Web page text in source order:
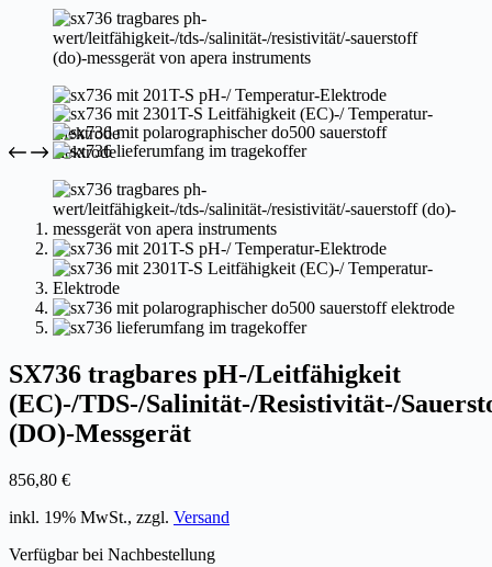
SX736 tragbares pH-/Leitfähigkeit
(EC)-/TDS-/Salinität-/Resistivität-/
(DO)-Messgerät
856,80 €
inkl. 19% MwSt., zzgl. Versand
Verfügbar bei Nachbestellung